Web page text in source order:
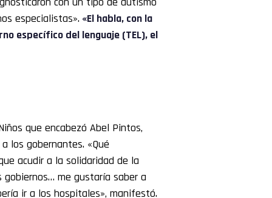
especialistas». «El habla, con la
específico del lenguaje (TEL), el
que encabezó Abel Pintos,
los gobernantes. «Qué
acudir a la solidaridad de la
me gustaría saber a
ir a los hospitales», manifestó.